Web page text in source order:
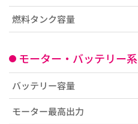
燃料タンク容量
モーター・バッテリー系
バッテリー容量
モーター最高出力